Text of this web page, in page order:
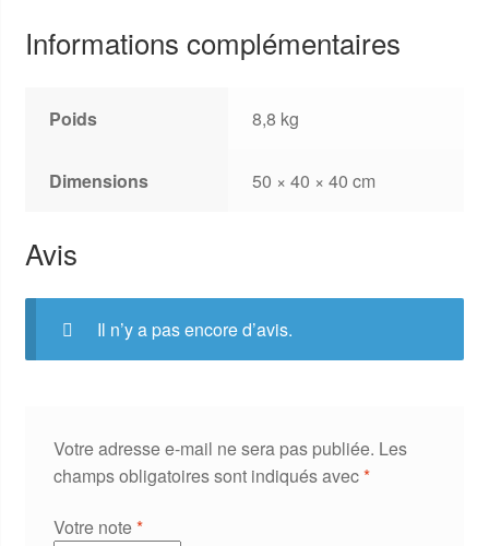
Informations complémentaires
Poids 8,8 kg
Dimensions 50 × 40 × 40 cm
Avis
Il n’y a pas encore d’avis.
Votre adresse e-mail ne sera pas publiée. Les
champs obligatoires sont indiqués avec*
Votre note*